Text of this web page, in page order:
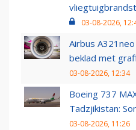
03-08-2026,
Airbus
beklad met
03-08-2026, 12:34
Boeing 737
Tadzjikistan:
03-08-2026, 11:26